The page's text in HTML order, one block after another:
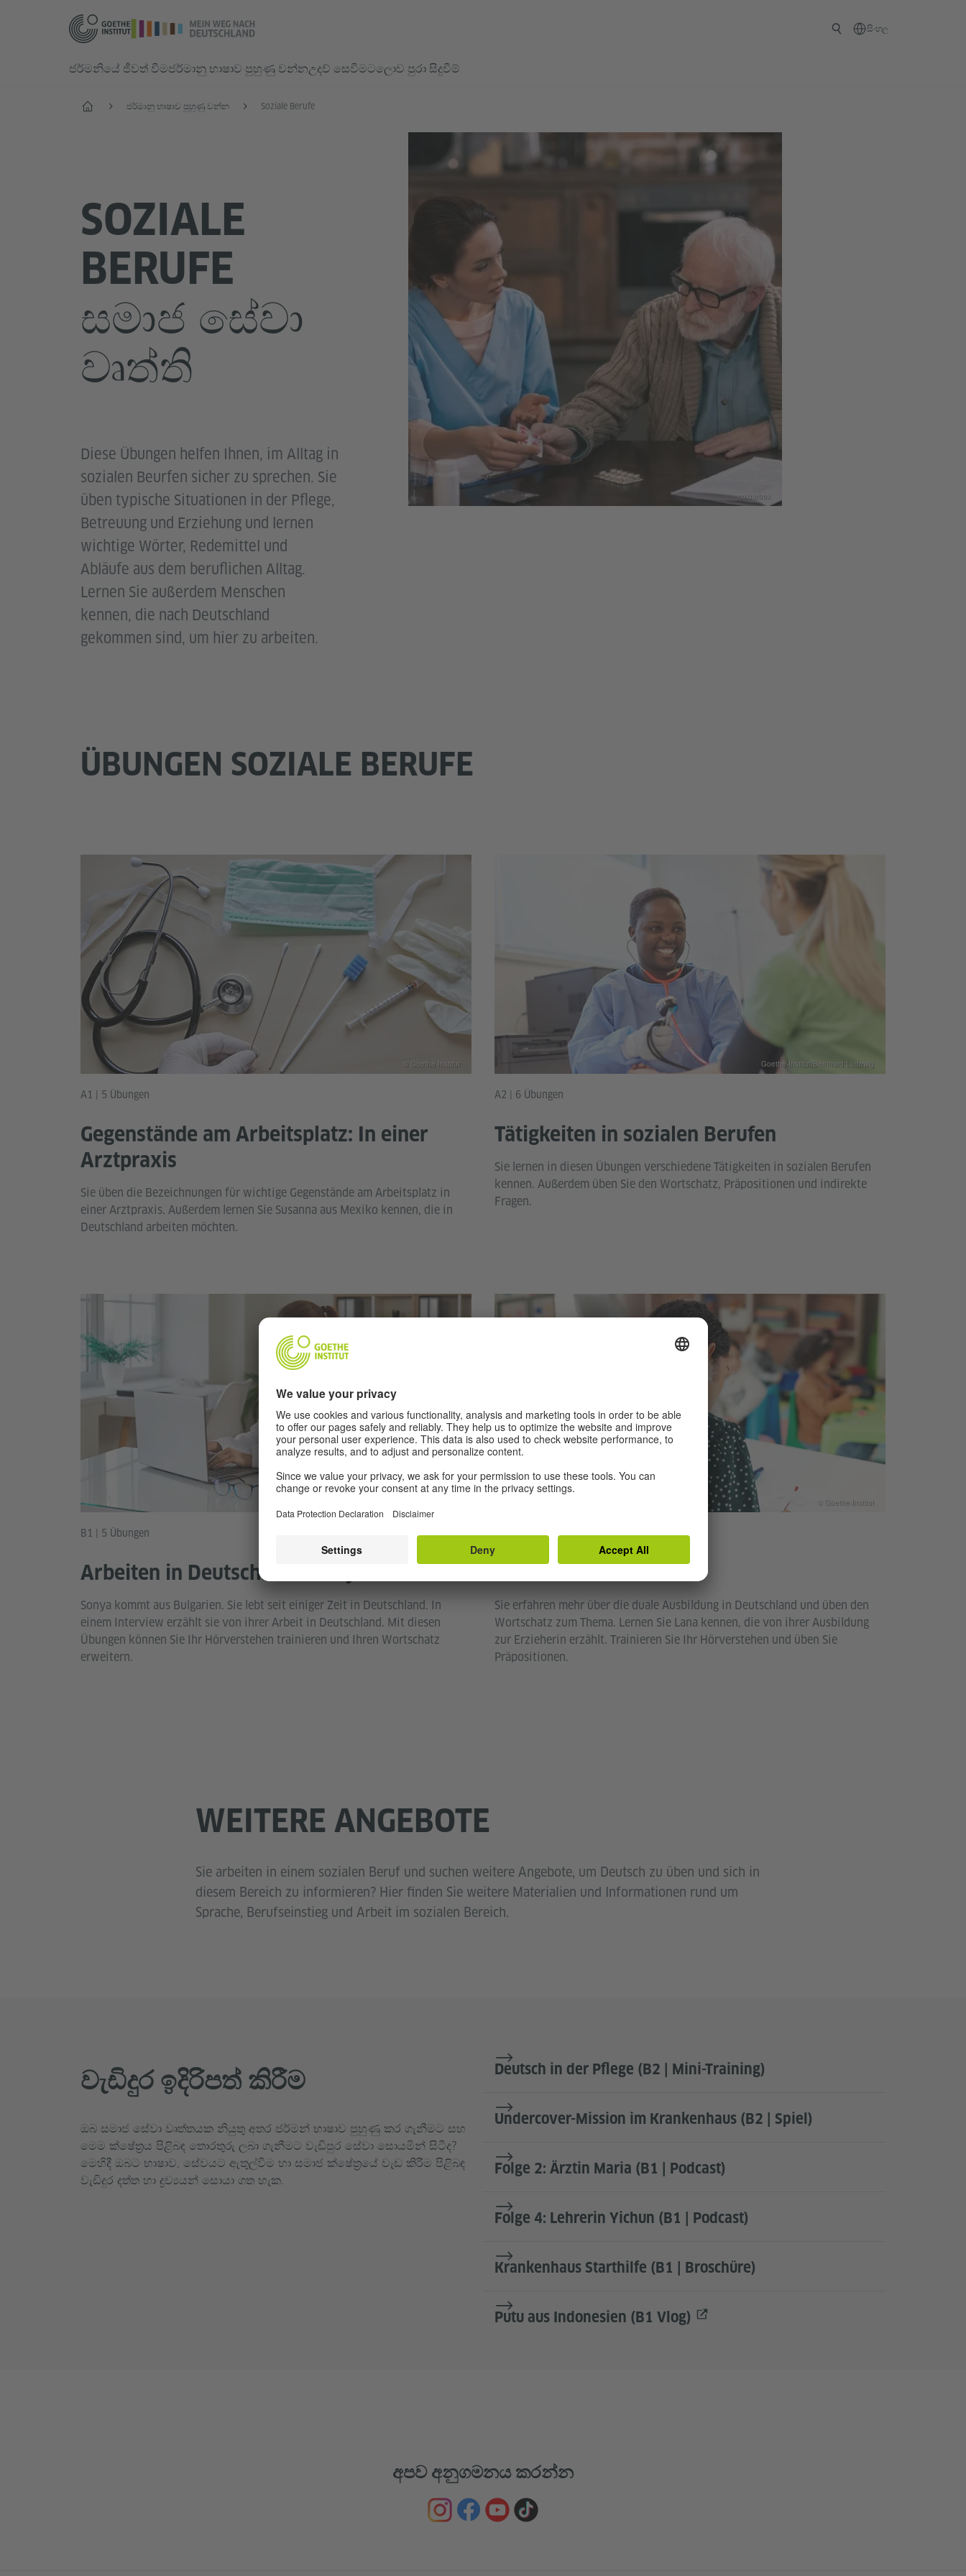
සිංහල
ජර්මනියේ ජීවත් වීමජර්මානු භාෂාව පුහුණු වන්නඋදව් සෙවීමටලොව පුරා සිදුවීම්
ආරම්භය ජර්මානු භාෂාව පුහුණු වන්න Soziale Berufe
SOZIALE
BERUFE
සමාජ සේවා
වෘත්ති
colourbox
Diese Übungen helfen Ihnen, im Alltag in
sozialen Beurfen sicher zu sprechen. Sie
üben typische Situationen in der Pflege,
Betreuung und Erziehung und lernen
wichtige Wörter, Redemittel und
Abläufe aus dem beruflichen Alltag.
Lernen Sie außerdem Menschen
kennen, die nach Deutschland
gekommen sind, um hier zu arbeiten.
ÜBUNGEN SOZIALE BERUFE
A1 | 5 Übungen
Gegenstände am Arbeitsplatz: In einer
Arztpraxis
Sie üben die Bezeichnungen für wichtige Gegenstände am Arbeitsplatz in
einer Arztpraxis. Außerdem lernen Sie Susanna aus Mexiko kennen, die in
Deutschland arbeiten möchten.
© Goethe-Institut
A2 | 6 Übungen
Tätigkeiten in sozialen Berufen
Sie lernen in diesen Übungen verschiedene Tätigkeiten in sozialen Berufen
kennen. Außerdem üben Sie den Wortschatz, Präpositionen und indirekte
Fragen.
Goethe-Institut/Bernhard Ludewig
B1 | 5 Übungen
Arbeiten in Deutschland: Sonya
Sonya kommt aus Bulgarien. Sie lebt seit einiger Zeit in Deutschland. In
einem Interview erzählt sie von ihrer Arbeit in Deutschland. Mit diesen
Übungen können Sie Ihr Hörverstehen trainieren und Ihren Wortschatz
erweitern.
B1 | 7 Übungen
Wie werde ich...?
Sie erfahren mehr über die duale Ausbildung in Deutschland und üben den
Wortschatz zum Thema. Lernen Sie Lana kennen, die von ihrer Ausbildung
zur Erzieherin erzählt. Trainieren Sie Ihr Hörverstehen und üben Sie
Präpositionen.
© Goethe-Institut
WEITERE ANGEBOTE
Sie arbeiten in einem sozialen Beruf und suchen weitere Angebote, um Deutsch zu üben und sich in
diesem Bereich zu informieren? Hier finden Sie weitere Materialien und Informationen rund um
Sprache, Berufseinstieg und Arbeit im sozialen Bereich.
වැඩිදුර ඉදිරිපත් කිරීම
ඔබ සමාජ සේවා වෘත්තයක නියුතු අතර ජර්මන් භාෂාව පුහුණු කර ගැනීමට සහ
මෙම ක්ෂේත්‍රය පිළිබඳ තොරතුරු ලබා ගැනීමට වැඩිපුර සේවා සොයමින් සිටීද?
මෙහිදී ඔබට භාෂාව, සේවයට ඇතුල්වීම හා සමාජ ක්ෂේත්‍රයේ වැඩ කිරීම පිළිබඳ
වැඩිදුර දත්ත හා ද්‍රව්‍යයන් සොයා ගත හැක.
Deutsch in der Pflege (B2 | Mini-Training)
Undercover-Mission im Krankenhaus (B2 | Spiel)
Folge 2: Ärztin Maria (B1 | Podcast)
Folge 4: Lehrerin Yichun (B1 | Podcast)
Krankenhaus Starthilfe (B1 | Broschüre)
Putu aus Indonesien (B1 Vlog)
අපව අනුගමනය කරන්න